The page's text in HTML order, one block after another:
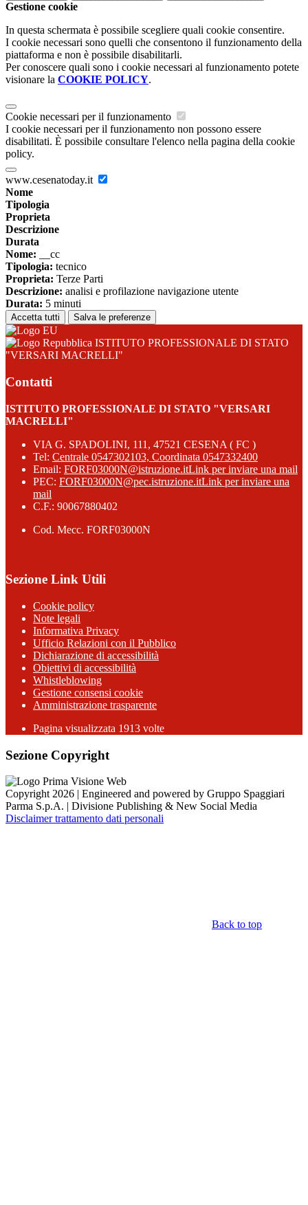
Gestione cookie
In questa schermata è possibile scegliere quali cookie consentire.
I cookie necessari sono quelli che consentono il funzionamento della
piattaforma e non è possibile disabilitarli.
Per conoscere quali sono i cookie necessari al funzionamento potete
visionare la COOKIE POLICY.
Cookie necessari per il funzionamento
I cookie necessari per il funzionamento non possono essere
disabilitati. È possibile consultare l'elenco nella pagina della cookie
policy.
www.cesenatoday.it
Nome
Tipologia
Proprieta
Descrizione
Durata
Nome: __cc
Tipologia: tecnico
Proprieta: Terze Parti
Descrizione: analisi e profilazione navigazione utente
Durata: 5 minuti
Accetta tutti Salva le preferenze
ISTITUTO PROFESSIONALE DI STATO
"VERSARI MACRELLI"
Contatti
ISTITUTO PROFESSIONALE DI STATO "VERSARI
MACRELLI"
VIA G. SPADOLINI, 111, 47521 CESENA ( FC )
Tel: Centrale 0547302103, Coordinata 0547332400
Email: FORF03000N@istruzione.itLink per inviare una mail
PEC: FORF03000N@pec.istruzione.itLink per inviare una
mail
C.F.: 90067880402
Cod. Mecc. FORF03000N
Sezione Link Utili
Cookie policy
Note legali
Informativa Privacy
Ufficio Relazioni con il Pubblico
Dichiarazione di accessibilità
Obiettivi di accessibilità
Whistleblowing
Gestione consensi cookie
Amministrazione trasparente
Pagina visualizzata 1913 volte
Sezione Copyright
Copyright 2026 | Engineered and powered by Gruppo Spaggiari
Parma S.p.A. | Divisione Publishing & New Social Media
Disclaimer trattamento dati personali
Back to top